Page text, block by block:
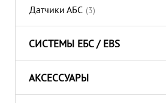
Датчики АБС (3)
СИСТЕМЫ ЕБС / EBS
АКСЕССУАРЫ